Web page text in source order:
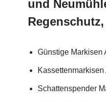
und
Günstige Markisen
Schattenspender